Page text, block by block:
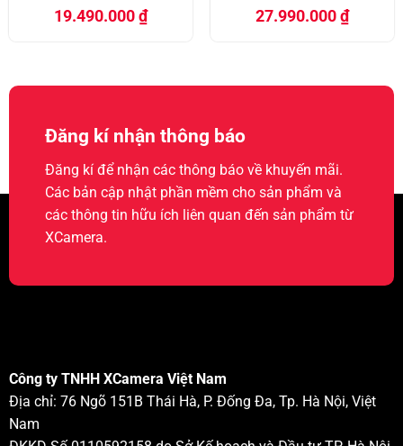
19.490.000₫ 27.990.000₫
Đăng kí nhận thông báo
Đăng kí để nhận các thông báo về khuyến mãi.
Các bản cập nhật phần mềm cho sản phẩm và
các thông tin hữu ích liên quan đến sản phẩm từ
XCamera.
Công ty TNHH XCamera Việt Nam
Địa chỉ: 76 Ngõ 151B Thái Hà, P. Đống Đa, Tp. Hà Nội, Việt
Nam